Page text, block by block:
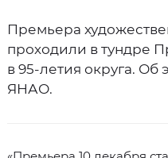
Премьера
проходили в тундре
в 95-летия округа.
ЯНАО.